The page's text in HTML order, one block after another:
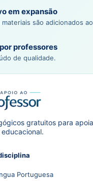
em expansão
materiais são adicionados
professores
de qualidade.
gratuitos para
Portuguesa